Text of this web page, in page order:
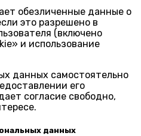
обезличенные данные о
это разрешено в
(включено
и использование
данных самостоятельно
его
согласие свободно,
данных